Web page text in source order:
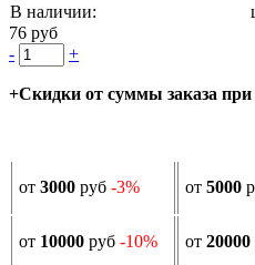
В наличии:
76 руб
-
+
+Скидки от суммы заказа при
от 3000 руб -3% от 5000
от 10000 руб -10% от 20000